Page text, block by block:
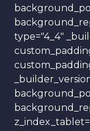
type="4_4"